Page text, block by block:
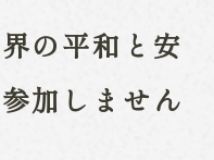
の平和と安
加しません